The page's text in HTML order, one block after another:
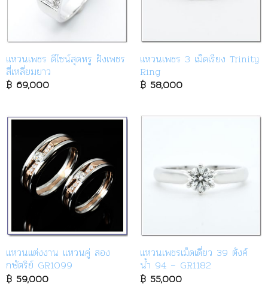
แหวนเพชร ดีไซน์สุดหรู ฝังเพชร
สี่เหลี่ยมยาว
฿69,000
แหวนเพชร 3 เม็ดเรียง Trinity
Ring
฿58,000
แหวนแต่งงาน แหวนคู่ สอง
กษัตริย์ GR1099
฿59,000
แหวนเพชรเม็ดเดี่ยว 39 ตังค์
น้ำ 94 – GR1182
฿55,000